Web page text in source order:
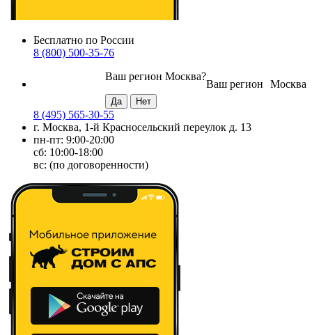
Бесплатно по России
8 (800) 500-35-76
Москва
Ваш регион
Ваш регион Москва?
8 (495) 565-30-55
г. Москва, 1-й Красносельский переулок д. 13
пн-пт: 9:00-20:00
сб: 10:00-18:00
вс: (по договоренности)